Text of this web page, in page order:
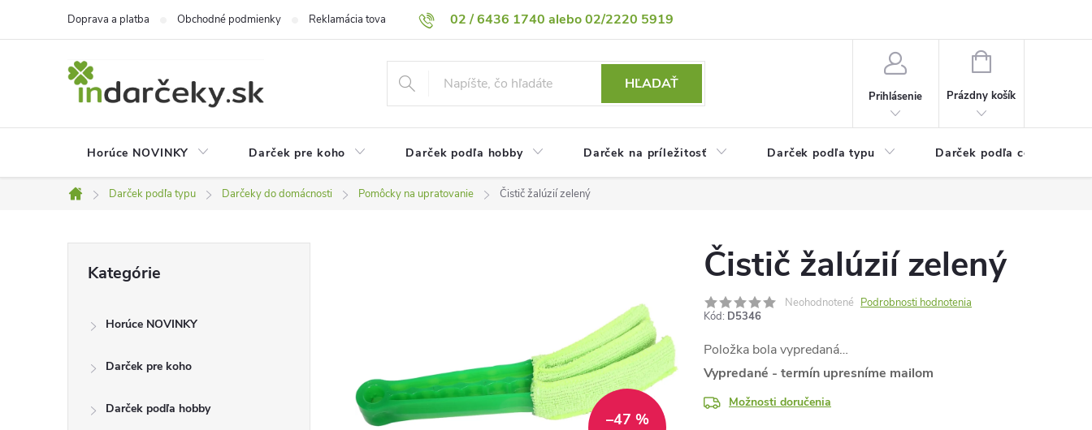
02 / 6436 1740 alebo 02/2220 5919
Doprava a platba Obchodné podmienky Reklamácia tovaru Vrátenie tovaru Podmienky ochrany osobných údajov
HĽADAŤ
Prihlásenie
NÁKUPNÝ
Prázdny košík
Horúce NOVINKY Darček pre koho Darček podľa hobby Darček na príležitosť Darček podľa typu Darček podľa ceny
Domov
Darček podľa typu Darčeky do domácnosti Pomôcky na upratovanie Čistič žalúzií zelený
kategórie
Kategórie
Horúce NOVINKY
Darček pre koho
Darček podľa hobby
–47 %
Čistič žalúzií zelený
Neohodnotené Podrobnosti hodnotenia
Kód: D5346
Položka bola vypredaná…
Vypredané - termín upresníme mailom
Možnosti doručenia